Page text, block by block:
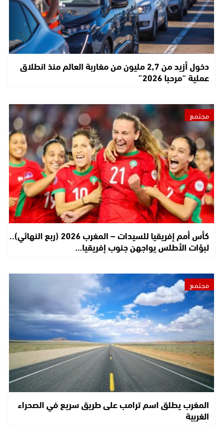
دخول أزيد من 2,7 مليون من مغاربة العالم منذ انطلاق
عملية “مرحبا 2026”
مجتمع
كأس أمم إفريقيا للسيدات – المغرب 2026 (ربع النهائي)..
لبؤات الأطلس يواجهن جنوب إفريقيا…
مجتمع
المغرب يطلق اسم ترامب على طريق سريع في الصحراء
الغربية